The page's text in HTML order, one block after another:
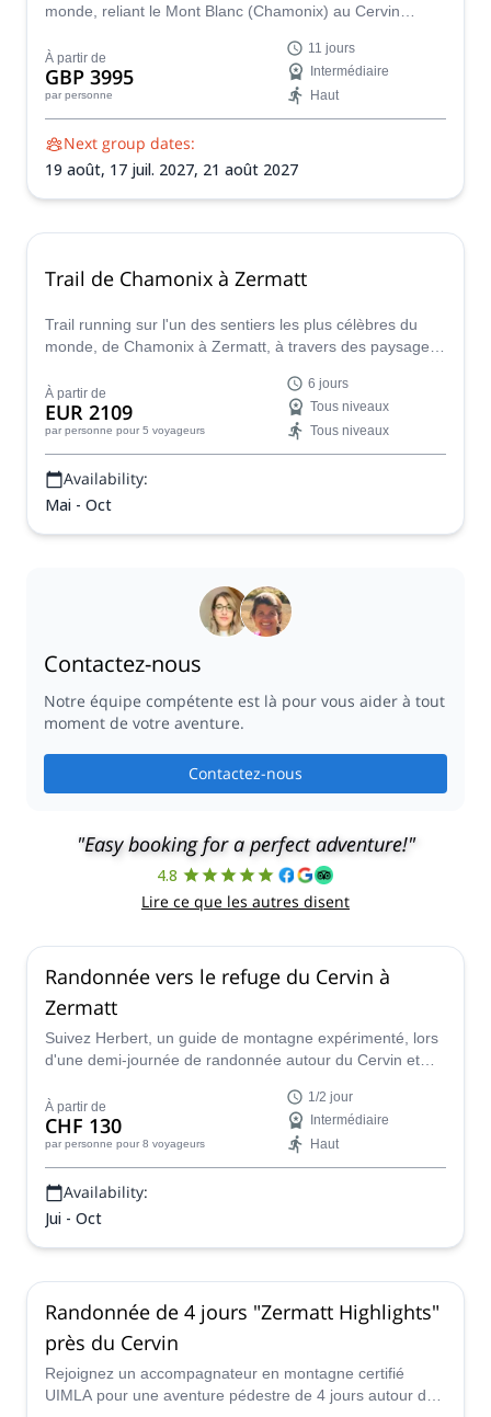
monde, reliant le Mont Blanc (Chamonix) au Cervin
montagne UIMLA.
À partir de
GBP 3995
par personne
11 jours
Intermédiaire
Haut
Next group dates:
19 août, 17 juil. 2027, 21 août 2027
Trail de Chamonix à Zermatt
Trail running sur l'un des sentiers les plus célèbres du
monde, de Chamonix à Zermatt, à travers des paysages
UIMLA.
À partir de
EUR 2109
par personne pour 5 voyageurs
6 jours
Tous niveaux
Tous niveaux
Availability:
Mai - Oct
Contactez-nous
Notre équipe compétente est là pour vous aider à tout
moment de votre aventure.
Contactez-nous
"Easy booking for a perfect adventure!"
4.8
Lire ce que les autres disent
Randonnée vers le refuge du Cervin à
Zermatt
Suivez Herbert, un guide de montagne expérimenté, lors
d'une demi-journée de randonnée autour du Cervin et
À partir de
CHF 130
par personne pour 8 voyageurs
1/2 jour
Intermédiaire
Haut
Availability:
Jui - Oct
Randonnée de 4 jours "Zermatt Highlights"
près du Cervin
Rejoignez un accompagnateur en montagne certifié
UIMLA pour une aventure pédestre de 4 jours autour de